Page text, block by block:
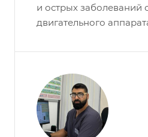
и острых заболеваний
двигательного